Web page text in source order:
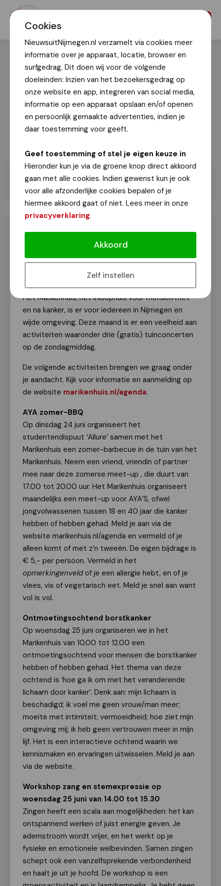
Cookies
NieuwsuitNijmegen.nl verzamelt via cookies meer
informatie over je apparaat, locatie, browser en
surfgedrag. Dit doen wij voor de volgende
doeleinden: Inzien van het bezoekersgedrag op
onze website en app, integreren van social media,
informatie op een apparaat opslaan en/of openen
en persoonlijk gemaakte advertenties, indien je
daar toestemming voor geeft.
Geef toestemming of stel je eigen keuze in
Hieronder kun je via de groene knop direct akkoord
gaan met alle cookies. Indien gewenst kun je ook
voor alle afzonderlijke cookies bepalen of je
hiermee akkoord gaat of niet. Lees meer in onze
privacyverklaring.
Akkoord
Zelf instellen
Activiteiten Marikenhuis in zomerse
Van onze redactie
Het Marikenhuis, het inloophuis voor mensen met
en na kanker, is er voor iedereen in Nijmegen en
wijde omgeving. Deze maand is er een veelheid aan
activiteiten waaronder drie (gratis) tuinconcerten
op de zondagmiddag.
De volgende activiteiten brengen we graag onder
je aandacht. Kijk voor informatie en aanmelding op
de website marikenhuis.nl/agenda.
AYA zomer-BBQ
Op dinsdag 24 juni organiseert het
studentendispuut ‘Allure’ samen met het
Marikenhuis een zomer-barbecue in de tuin van het
Marikenhuis. Neem een vriend, vriendin of partner
mee naar deze zomerse meet-up , die duurt van
17.00 tot 20.00 uur. Het Marikenhuis organiseert
maandelijks een meet-up voor AYA’S, ofwel
jongvolwassenen tussen 18 en 40 jaar die kanker
hebben of hebben gehad. Meld je aan via de
website marikenhuis.nl/agenda en vermeld of je
alleen komt of met z’n tweeën. De eigen bijdrage is
€ 5,- per persoon. Vermeld in het
opmerkingenveldof je een allergie hebt, en of je
vlees, vis of vegetarisch eet. Meld je snel aan want
vol is vol.
Ontmoetingsochtend borstkanker
Op woensdag 25 juni organiseren we in het
Marikenhuis van 10.00 tot 12.00 een
ontmoetingsochtend voor mensen die borstkanker
hebben of hebben gehad. Het thema van deze
ochtend is ‘hoe ga ik om met het veranderende
lichaam door kanker’. Denk aan: mijn lichaam is
beschadigd; ik voel me geen vrouw/man meer;
moeite met intimiteit; vermoeidheid; hoe ziet mijn
omgeving mij; ik heb geen vertrouwen meer in mijn
lijf. Het is een interactieve ochtend waarin we
kennismaken en ervaringen uitwisselen. Meld je aan
via de website.
Workshop zang en stemexpressie op
woensdag 25 juni van 14.00 tot 15.30
Zingen heeft een scala aan mogelijkheden: het kan
ontspannend werken of juist energie geven. Je
ademstroom wordt vrijer, en het werkt op je
fysieke en emotionele welbevinden. Samen zingen
schept ook een vanzelfsprekende verbondenheid
en haalt je uit je hoofd. De workshop is een